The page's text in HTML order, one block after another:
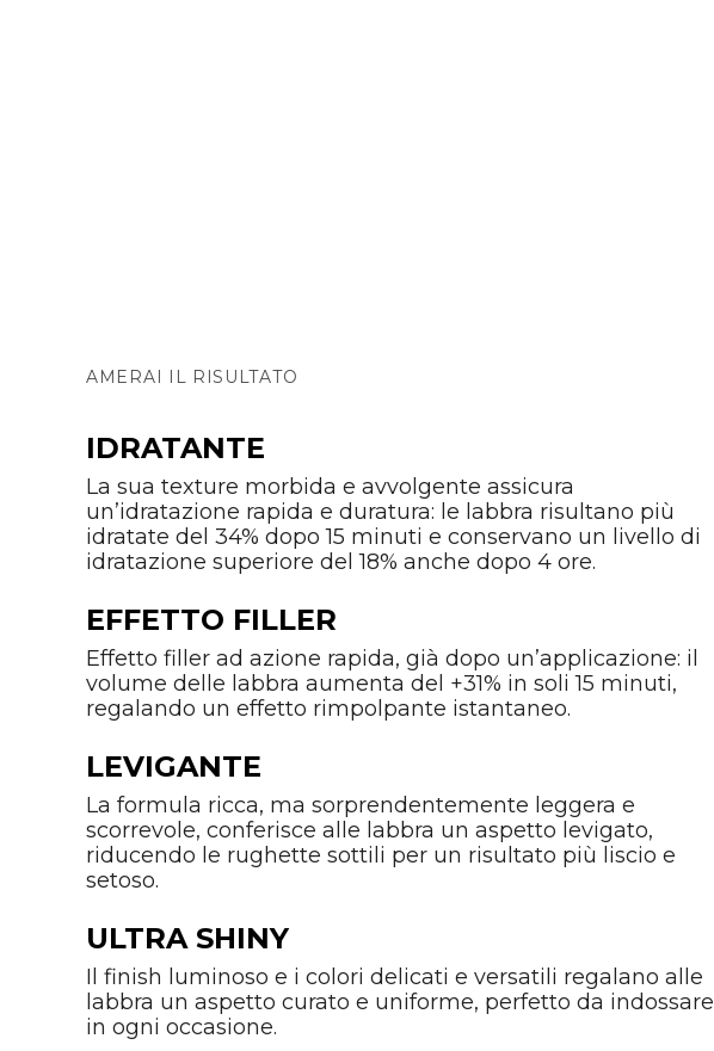
AMERAI IL RISULTATO
IDRATANTE
La sua texture morbida e avvolgente assicura
un’idratazione rapida e duratura: le labbra risultano più
idratate del 34% dopo 15 minuti e conservano un livello di
idratazione superiore del 18% anche dopo 4 ore.
EFFETTO FILLER
Effetto filler ad azione rapida, già dopo un’applicazione: il
volume delle labbra aumenta del +31% in soli 15 minuti,
regalando un effetto rimpolpante istantaneo.
LEVIGANTE
La formula ricca, ma sorprendentemente leggera e
scorrevole, conferisce alle labbra un aspetto levigato,
riducendo le rughette sottili per un risultato più liscio e
setoso.
ULTRA SHINY
Il finish luminoso e i colori delicati e versatili regalano alle
labbra un aspetto curato e uniforme, perfetto da indossare
in ogni occasione.